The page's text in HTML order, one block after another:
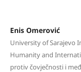
Enis Omerović
University of Sarajevo
Humanity and
protiv čovječnosti i